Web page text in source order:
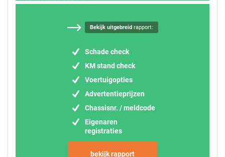
Bekijk uitgebreidrapport:
Schade check
KM stand check
Voertuigopties
Advertentieprijzen
Chassisnr. / meldcode
Eigenaren
registraties
bekijk rapport